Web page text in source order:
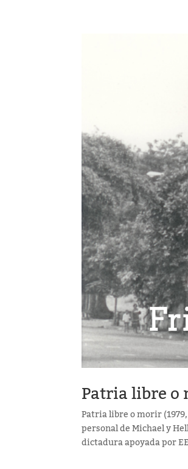
Patria libre
Patria libre o morir
personal de Michael y
dictadura apoyada por